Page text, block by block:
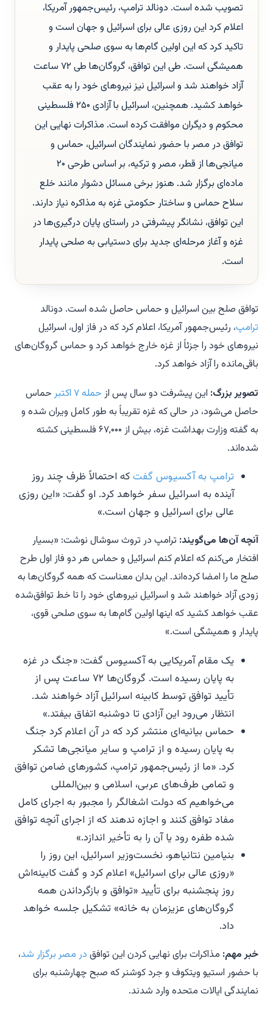
تصویب شده است. دونالد ترامپ، رئیس‌جمهور آمریکا،
اعلام کرد این روزی عالی برای اسرائیل و جهان است و
تاکید کرد که این اولین گام‌ها به سوی صلحی پایدار و
همیشگی است. طی این توافق، گروگان‌ها طی ۷۲ ساعت
آزاد خواهند شد و اسرائیل نیز نیروهای خود را به عقب
خواهد کشید. همچنین، اسرائیل با آزادی ۲۵۰ فلسطینی
محکوم و دیگران موافقت کرده است. مذاکرات نهایی این
توافق در مصر با حضور نمایندگان اسرائیل، حماس و
میانجی‌ها از قطر، مصر و ترکیه، بر اساس طرحی ۲۰
ماده‌ای برگزار شد. هنوز برخی مسائل دشوار مانند خلع
سلاح حماس و ساختار حکومتی غزه به مذاکره نیاز دارند.
این توافق، نشانگر پیشرفتی در راستای پایان درگیری‌ها در
غزه و آغاز مرحله‌ای جدید برای دستیابی به صلحی پایدار
است.
توافق صلح بین اسرائیل و حماس حاصل شده است. دونالد
ترامپ، رئیس‌جمهور آمریکا، اعلام کرد که در فاز اول، اسرائیل
نیروهای خود را جزئاً از غزه خارج خواهد کرد و حماس گروگان‌های
باقی‌مانده را آزاد خواهد کرد.
تصویر بزرگ: این پیشرفت دو سال پس از حمله ۷ اکتبر
حماس
حاصل می‌شود، در حالی که غزه تقریباً به طور کامل ویران شده و
به گفته وزارت بهداشت غزه، بیش از ۶۷,۰۰۰ فلسطینی کشته
شده‌اند.
ترامپ به آکسیوس گفتکه احتمالاً ظرف چند روز
آینده به اسرائیل سفر خواهد کرد. او گفت: «این روزی
عالی برای اسرائیل و جهان است.»
آنچه آن‌ها می‌گویند: ترامپ در تروث سوشال نوشت: «بسیار
افتخار می‌کنم که اعلام کنم اسرائیل و حماس هر دو فاز اول طرح
صلح ما را امضا کرده‌اند. این بدان معناست که همه گروگان‌ها به
زودی آزاد خواهند شد و اسرائیل نیروهای خود را تا خط توافق‌شده
عقب خواهد کشید که اینها اولین گام‌ها به سوی صلحی قوی،
پایدار و همیشگی است.»
یک مقام آمریکایی به آکسیوس گفت: «جنگ در غزه
به پایان رسیده است. گروگان‌ها ۷۲ ساعت پس از
تأیید توافق توسط کابینه اسرائیل آزاد خواهند شد.
انتظار می‌رود این آزادی تا دوشنبه اتفاق بیفتد.»
حماس بیانیه‌ای منتشر کرد که در آن اعلام کرد جنگ
به پایان رسیده و از ترامپ و سایر میانجی‌ها تشکر
کرد. «ما از رئیس‌جمهور ترامپ، کشورهای ضامن توافق
و تمامی طرف‌های عربی، اسلامی و بین‌المللی
می‌خواهیم که دولت اشغالگر را مجبور به اجرای کامل
مفاد توافق کنند و اجازه ندهند که از اجرای آنچه توافق
شده طفره رود یا آن را به تأخیر اندازد.»
بنیامین نتانیاهو، نخست‌وزیر اسرائیل، این روز را
«روزی عالی برای اسرائیل» اعلام کرد و گفت کابینه‌اش
روز پنجشنبه برای تأیید «توافق و بازگرداندن همه
گروگان‌های عزیزمان به خانه» تشکیل جلسه خواهد
داد.
خبر مهم: مذاکرات برای نهایی کردن این توافق در مصر برگزار شد،
با حضور استیو ویتکوف و جرد کوشنر که صبح چهارشنبه برای
نمایندگی ایالات متحده وارد شدند.